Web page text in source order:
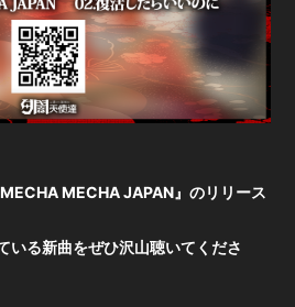
MECHA JAPAN』のリリース
いる新曲をぜひ沢山聴いてくださ